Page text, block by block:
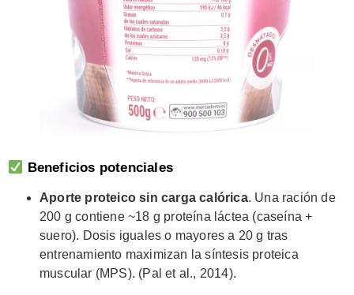
Beneficios potenciales
Aporte proteico sin carga calórica. Una ración de
200 g contiene ~18 g proteína láctea (caseína +
suero). Dosis iguales o mayores a 20 g tras
entrenamiento maximizan la síntesis proteica
muscular (MPS). (Pal et al., 2014).